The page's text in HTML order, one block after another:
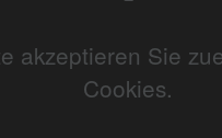
akzeptieren Sie
Cookies.